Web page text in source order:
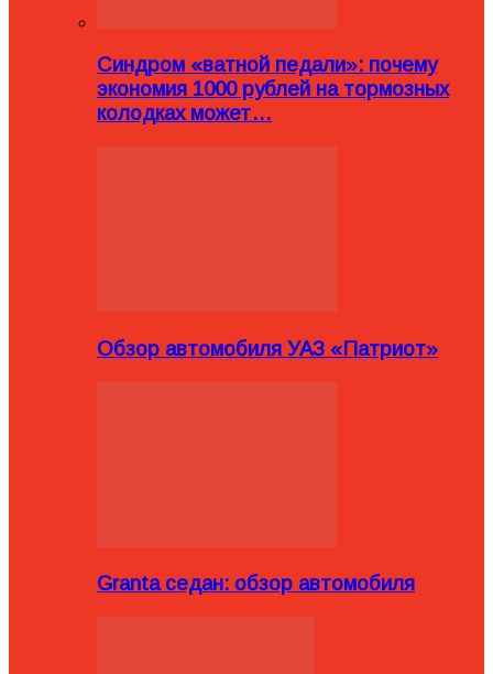
Синдром «ватной педали»: почему
экономия 1000 рублей на тормозных
колодках может…
Обзор автомобиля УАЗ «Патриот»
Granta седан: обзор автомобиля